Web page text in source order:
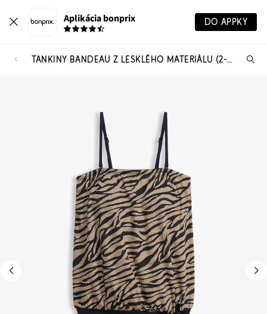
Aplikácia bonprix DO APPKY
TANKINY BANDEAU Z LESKLÉHO MATERIÁLU (2-DIELNE)